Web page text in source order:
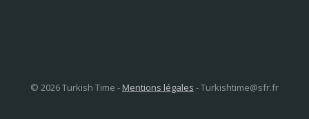
© 2026 Turkish Time - Mentions légales -Turkishtime@sfr.fr